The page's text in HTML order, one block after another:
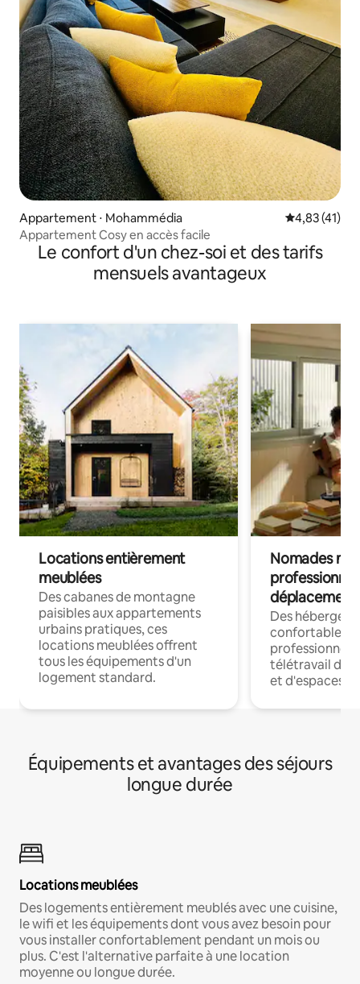
Appartement ⋅ Mohammédia Évaluation
4,83 (41)
Appartement Cosy en accès facile
Le confort d'un chez-soi et des tarifs
mensuels avantageux
Locations entièrement
meublées
Des cabanes de montagne
paisibles aux appartements
urbains pratiques, ces
locations meublées offrent
tous les équipements d'un
logement standard.
Nomades
déplacement
Des
confortables
professionnels
télétravail
et d'espaces
Équipements et avantages des séjours
longue durée
Locations meublées
Des logements entièrement meublés avec une cuisine,
le wifi et les équipements dont vous avez besoin pour
vous installer confortablement pendant un mois ou
plus. C'est l'alternative parfaite à une location
moyenne ou longue durée.